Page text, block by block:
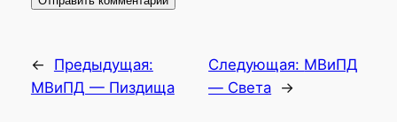
←
Предыдущая:
МВиПД — Пиздища
Следующая: МВиПД
— Света →